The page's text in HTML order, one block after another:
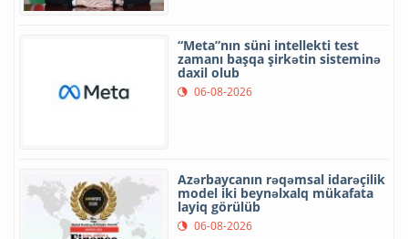
“Meta”nın süni intellekti test
zamanı başqa şirkətin sisteminə
daxil olub
06-08-2026
Azərbaycanın rəqəmsal idarəçilik
model iki beynəlxalq mükafata
layiq görülüb
06-08-2026